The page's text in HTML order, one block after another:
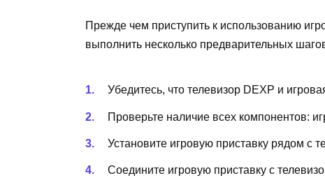
Прежде чем приступить к использованию
выполнить несколько предварительных
Убедитесь, что телевизор DEXP и
Проверьте наличие всех компонентов:
Установите игровую приставку рядом с
Соедините игровую приставку с